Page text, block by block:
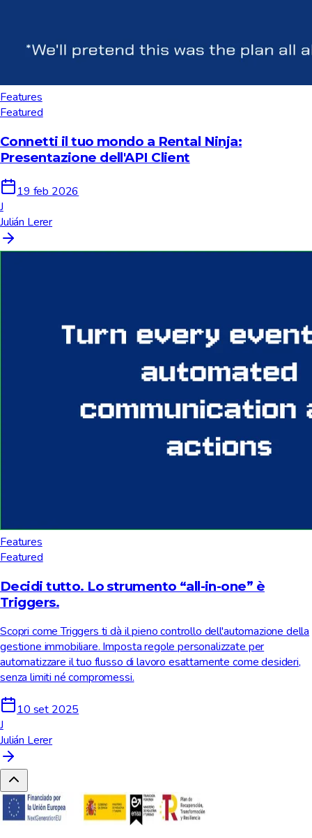
Features
Featured
Connetti il tuo mondo a Rental Ninja:
Presentazione dell'API Client
19 feb 2026
J
Julián Lerer
Features
Featured
Decidi tutto. Lo strumento “all-in-one” è
Triggers.
Scopri come Triggers ti dà il pieno controllo dell'automazione della
gestione immobiliare. Imposta regole personalizzate per
automatizzare il tuo flusso di lavoro esattamente come desideri,
senza limiti né compromessi.
10 set 2025
J
Julián Lerer